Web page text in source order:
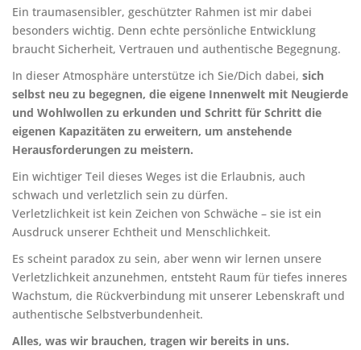
Ein traumasensibler, geschützter Rahmen ist mir dabei
besonders wichtig. Denn echte persönliche Entwicklung
braucht Sicherheit, Vertrauen und authentische Begegnung.
In dieser Atmosphäre unterstütze ich Sie/Dich dabei, sich
selbst neu zu begegnen, die eigene Innenwelt mit Neugierde
und Wohlwollen zu erkunden und Schritt für Schritt die
eigenen Kapazitäten zu erweitern, um anstehende
Herausforderungen zu meistern.
Ein wichtiger Teil dieses Weges ist die Erlaubnis, auch
schwach und verletzlich sein zu dürfen.
Verletzlichkeit ist kein Zeichen von Schwäche – sie ist ein
Ausdruck unserer Echtheit und Menschlichkeit.
Es scheint paradox zu sein, aber wenn wir lernen unsere
Verletzlichkeit anzunehmen, entsteht Raum für tiefes inneres
Wachstum, die Rückverbindung mit unserer Lebenskraft und
authentische Selbstverbundenheit.
Alles, was wir brauchen, tragen wir bereits in uns.